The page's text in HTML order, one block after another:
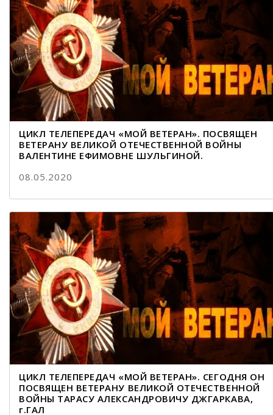
ЦИКЛ ТЕЛЕПЕРЕДАЧ «МОЙ ВЕТЕРАН». ПОСВЯЩЕН
ВЕТЕРАНУ ВЕЛИКОЙ ОТЕЧЕСТВЕННОЙ ВОЙНЫ
ВАЛЕНТИНЕ ЕФИМОВНЕ ШУЛЬГИНОЙ.
08.05.2020
ЦИКЛ ТЕЛЕПЕРЕДАЧ «МОЙ ВЕТЕРАН». СЕГОДНЯ ОН
ПОСВЯЩЕН ВЕТЕРАНУ ВЕЛИКОЙ ОТЕЧЕСТВЕННОЙ
ВОЙНЫ ТАРАСУ АЛЕКСАНДРОВИЧУ ДЖГАРКАВА,
г.ГАЛ